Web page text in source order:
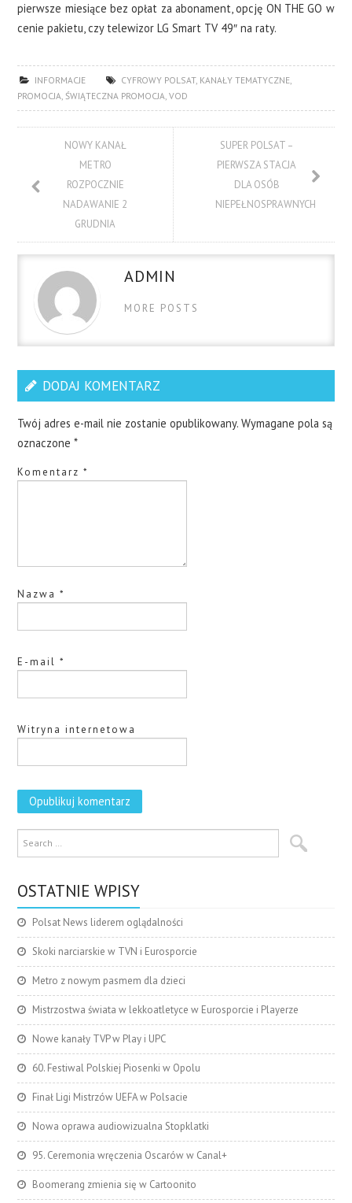
pierwsze miesiące bez opłat za abonament, opcję ON THE GO w
cenie pakietu, czy telewizor LG Smart TV 49″ na raty.
INFORMACJE CYFROWY POLSAT, KANAŁY TEMATYCZNE,
PROMOCJA,ŚWIĄTECZNA PROMOCJA,VOD
NOWY KANAŁ
METRO
ROZPOCZNIE
NADAWANIE 2
GRUDNIA
SUPER POLSAT –
PIERWSZA STACJA
DLA OSÓB
NIEPEŁNOSPRAWNYCH
ADMIN
MORE POSTS
DODAJ KOMENTARZ
Twój adres e-mail nie zostanie opublikowany. Wymagane pola są
oznaczone*
Komentarz*
Nazwa*
E-mail*
Witryna internetowa
OSTATNIE WPISY
Polsat News liderem oglądalności
Skoki narciarskie w TVN i Eurosporcie
Metro z nowym pasmem dla dzieci
Mistrzostwa świata w lekkoatletyce w Eurosporcie i Playerze
Nowe kanały TVP w Play i UPC
60. Festiwal Polskiej Piosenki w Opolu
Finał Ligi Mistrzów UEFA w Polsacie
Nowa oprawa audiowizualna Stopklatki
95. Ceremonia wręczenia Oscarów w Canal+
Boomerang zmienia się w Cartoonito